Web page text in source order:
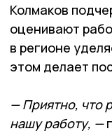
Колмаков
оценивают
в регионе
этом делает
— Приятно, что
нашу работу, —